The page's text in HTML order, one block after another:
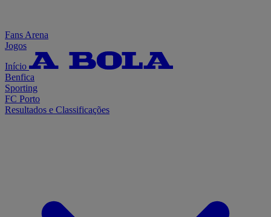
Fans Arena
Jogos
Início
Benfica
Sporting
FC Porto
Resultados e Classificações